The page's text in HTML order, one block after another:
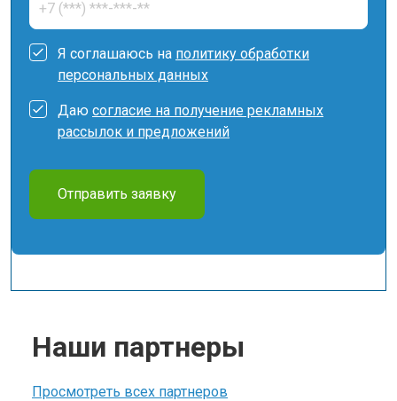
Я соглашаюсь на политику обработки
персональных данных
Даю согласие на получение рекламных
рассылок и предложений
Отправить заявку
Наши партнеры
Просмотреть всех партнеров